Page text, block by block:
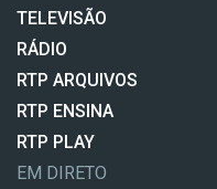
TELEVISÃO
RÁDIO
RTP ARQUIVOS
RTP ENSINA
RTP PLAY
EM DIRETO